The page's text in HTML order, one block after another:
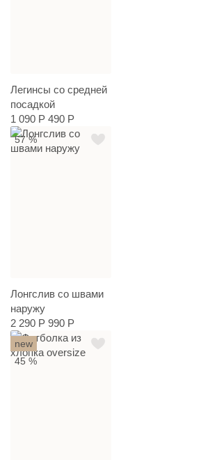
Легинсы со средней
посадкой
1 090 Р 490 Р
57 %
Лонгслив со швами
наружу
2 290 Р 990 Р
new
45 %